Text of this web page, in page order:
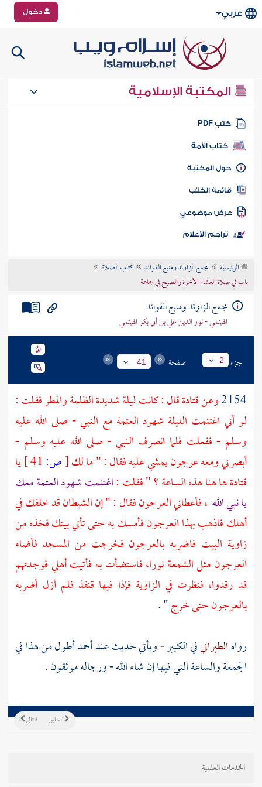
عربي دخول
المكتبة الإسلامية
كتب PDF
كتاب الأمة
المكتبة
الكتب
موضوعي
تراجم الأعلام
الرئيسية مجمع الزاوئد ومنبع الفوائد
كتاب الصلاة
باب في صلاة العشاء الآخرة والصبح في جماعة
مجمع الزاوئد ومنبع الفوائد
الهيثمي - نور الدين علي بن أبي بكر الهيثمي
جزء 2 صفحة 41
2154وعنقتادةقال : كانت ليلة شديدة الظلمة والمطر فقلت :
لو أني اغتنمت الليلة شهود العتمة مع النبي - صلى الله عليه
وسلم - ففعلت فلما انصرف النبي - صلى الله عليه وسلم -
أبصرني ومعه عرجون يمشي عليه فقال : " ما لك[ص:
يا
قتادةها هنا هذه الساعة ؟ " فقلت :اغتنمت شهود العتمة معك
يا نبي الله ، فأعطاني العرجون فقال : " إن الشيطان قد خلفك في
أهلك فاذهب بهذا العرجون فأمسك به حتى تأتي بيتك فخذه من
زاوية البيت فاضربه بالعرجون فخرجت من المسجد فأضاء
العرجون مثل الشمعة نورا، فاستضأت به فأتيت أهلي فوجدتهم
قد رقدوا، فنظرت في الزاوية فإذا فيها قنفذ فلم أزل أضربه
بالعرجون حتى خرج" .
رواهالطبرانيفي الكبير - ويأتي حديث عندأحمدأطول من هذا في
الجمعة والساعة التي فيها إن شاء الله - ورجاله موثقون .
التالي السابق
الخدمات العلمية